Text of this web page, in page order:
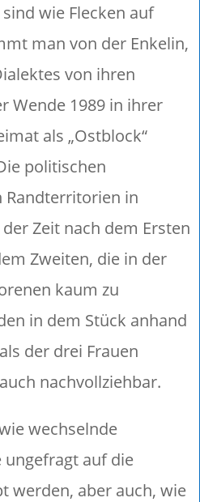
wie Flecken auf
man von der Enkelin,
von ihren
Wende 1989 in ihrer
als „Ostblock“
politischen
Randterritorien in
Zeit nach dem Ersten
Zweiten, die in der
kaum zu
in dem Stück anhand
der drei Frauen
nachvollziehbar.
wechselnde
auf die
werden, aber auch, wie